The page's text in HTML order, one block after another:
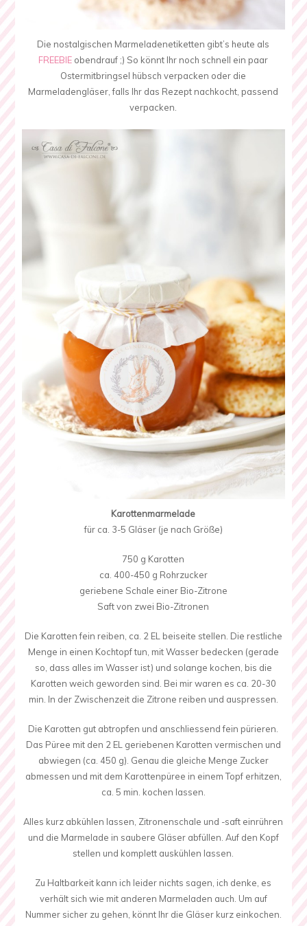
Die nostalgischen Marmeladenetiketten gibt’s heute als
FREEBIE obendrauf ;) So könnt Ihr noch schnell ein paar
Ostermitbringsel hübsch verpacken oder die
Marmeladengläser, falls Ihr das Rezept nachkocht, passend
verpacken.
Karottenmarmelade
für ca. 3-5 Gläser (je nach Größe)
750 g Karotten
ca. 400-450 g Rohrzucker
geriebene Schale einer Bio-Zitrone
Saft von zwei Bio-Zitronen
Die Karotten fein reiben, ca. 2 EL beiseite stellen. Die restliche
Menge in einen Kochtopf tun, mit Wasser bedecken (gerade
so, dass alles im Wasser ist) und solange kochen, bis die
Karotten weich geworden sind. Bei mir waren es ca. 20-30
min. In der Zwischenzeit die Zitrone reiben und auspressen.
Die Karotten gut abtropfen und anschliessend fein pürieren.
Das Püree mit den 2 EL geriebenen Karotten vermischen und
abwiegen (ca. 450 g). Genau die gleiche Menge Zucker
abmessen und mit dem Karottenpüree in einem Topf erhitzen,
ca. 5 min. kochen lassen.
Alles kurz abkühlen lassen, Zitronenschale und -saft einrühren
und die Marmelade in saubere Gläser abfüllen. Auf den Kopf
stellen und komplett auskühlen lassen.
Zu Haltbarkeit kann ich leider nichts sagen, ich denke, es
verhält sich wie mit anderen Marmeladen auch. Um auf
Nummer sicher zu gehen, könnt Ihr die Gläser kurz einkochen.